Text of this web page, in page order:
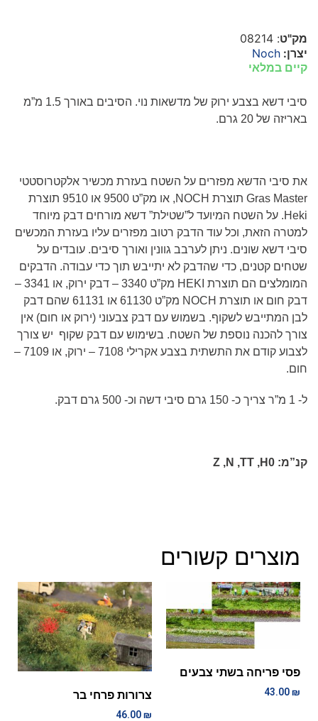
מק"ט: 08214
יצרן: Noch
קיים במלאי
סיבי דשא בצבע ירוק של מדשאות נוי. הסיבים באורך 1.5 מ”מ
באריזה של 20 גרם.
את סיבי הדשא מפזרים על השטח בעזרת מכשיר אלקטרוסטטי
Gras Master תוצרת NOCH, או מק”ט 9500 או 9510 תוצרת
Heki. על השטח המיועד ל”שטילת” דשא מורחים דבק מיוחד
למטרה הזאת, וכל עוד הדבק רטוב מפזרים עליו בעזרת המכשים
סיבי דשא שונים. ניתן לערבב גוונין ואורך סיבים. עובדים על
שטחים קטנים, כדי שהדבק לא יתייבש תוך כדי עבודה. הדבקים
המומלצים הם תוצרת HEKI
מק”ט 3340 – דבק ירוק, או 3341 –
דבק חום או תוצרת NOCH
מק”ט 61130 או 61131 שהם דבק
לבן המתייבש לשקוף. בשמוש עם דבק צבעוני (ירוק או חום) אין
צורך להכנה נוספת של השטח. בשימוש עם דבק שקוף יש צורך
לצבוע קודם את התשתית בצבע אקרילי 7108 – ירוק, או 7109 –
חום.
ל- 1 מ”ר צריך כ- 150 גרם סיבי דשה וכ- 500 גרם דבק.
קנ”מ: H0
,
TT
,
N
,
Z
מוצרים קשורים
פסי פריחה בשתי צבעים
43.00₪ צרורות פרחי בר
46.00₪